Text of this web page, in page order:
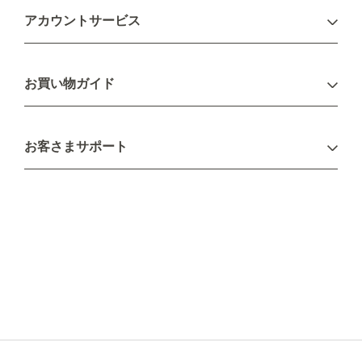
アカウントサービス
新規会員登録
お買い物ガイド
配送について
不良品・返品について
お客さまサポート